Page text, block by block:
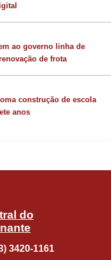
Quer
risoto
ao governo linha de
de frota
construção de escola
anos
do
3420-1161